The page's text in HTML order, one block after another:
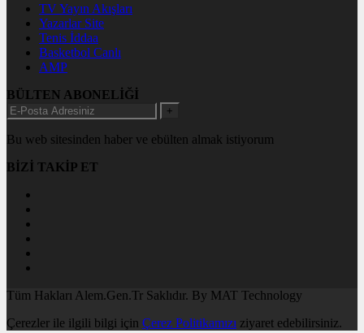
TV Yayın Akışları
Yazarlar Site
Tenis İddaa
Basketbol Canlı
AMP
BÜLTEN ABONELİĞİ
+
Bu web sitesinden haber ve ebülten almak istiyorum
BİZİ TAKİP ET
Tüm Hakları Alem.Gen.Tr Saklıdır. By MAT Technology
Çerezler ile ilgili bilgi için Çerez Politikamızı ziyaret edebilirsiniz.